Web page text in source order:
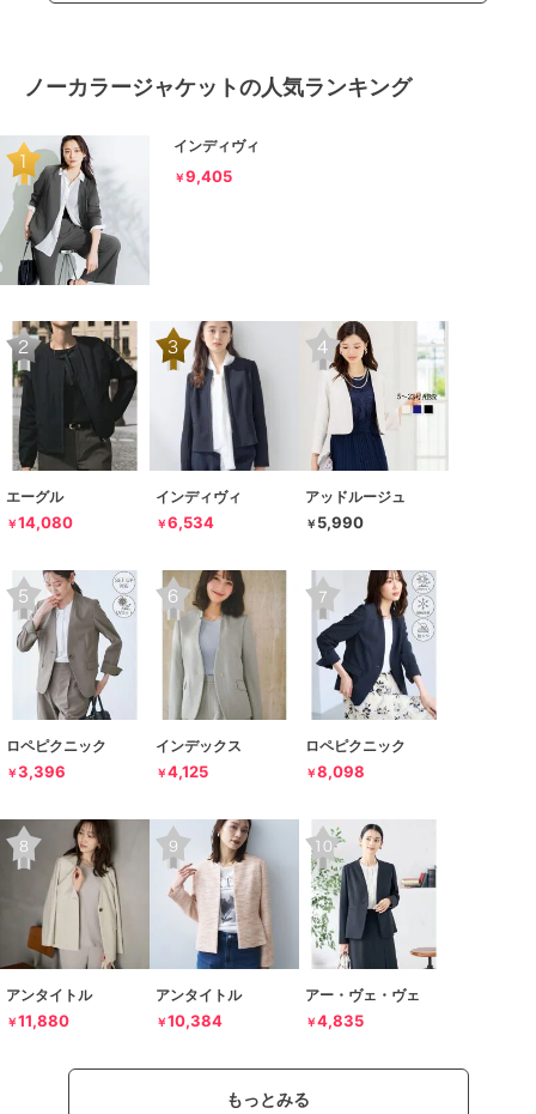
ノーカラージャケットの人気ランキング
インディヴィ
￥9,405
エーグル
￥14,080
インディヴィ
￥6,534
アッドルージュ
￥ 5,990
ロペピクニック
￥3,396
インデックス
￥4,125
ロペピクニック
￥8,098
アンタイトル
￥11,880
アンタイトル
￥10,384
アー・ヴェ・ヴェ
￥4,835
もっとみる